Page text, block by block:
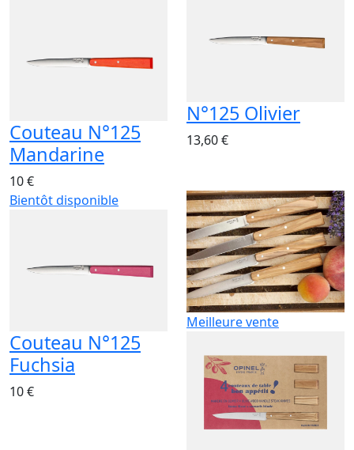
Couteau N°125
Mandarine
10 €
N°125 Olivier
13,60 €
Bientôt disponible
Couteau N°125
Fuchsia
10 €
Meilleure vente